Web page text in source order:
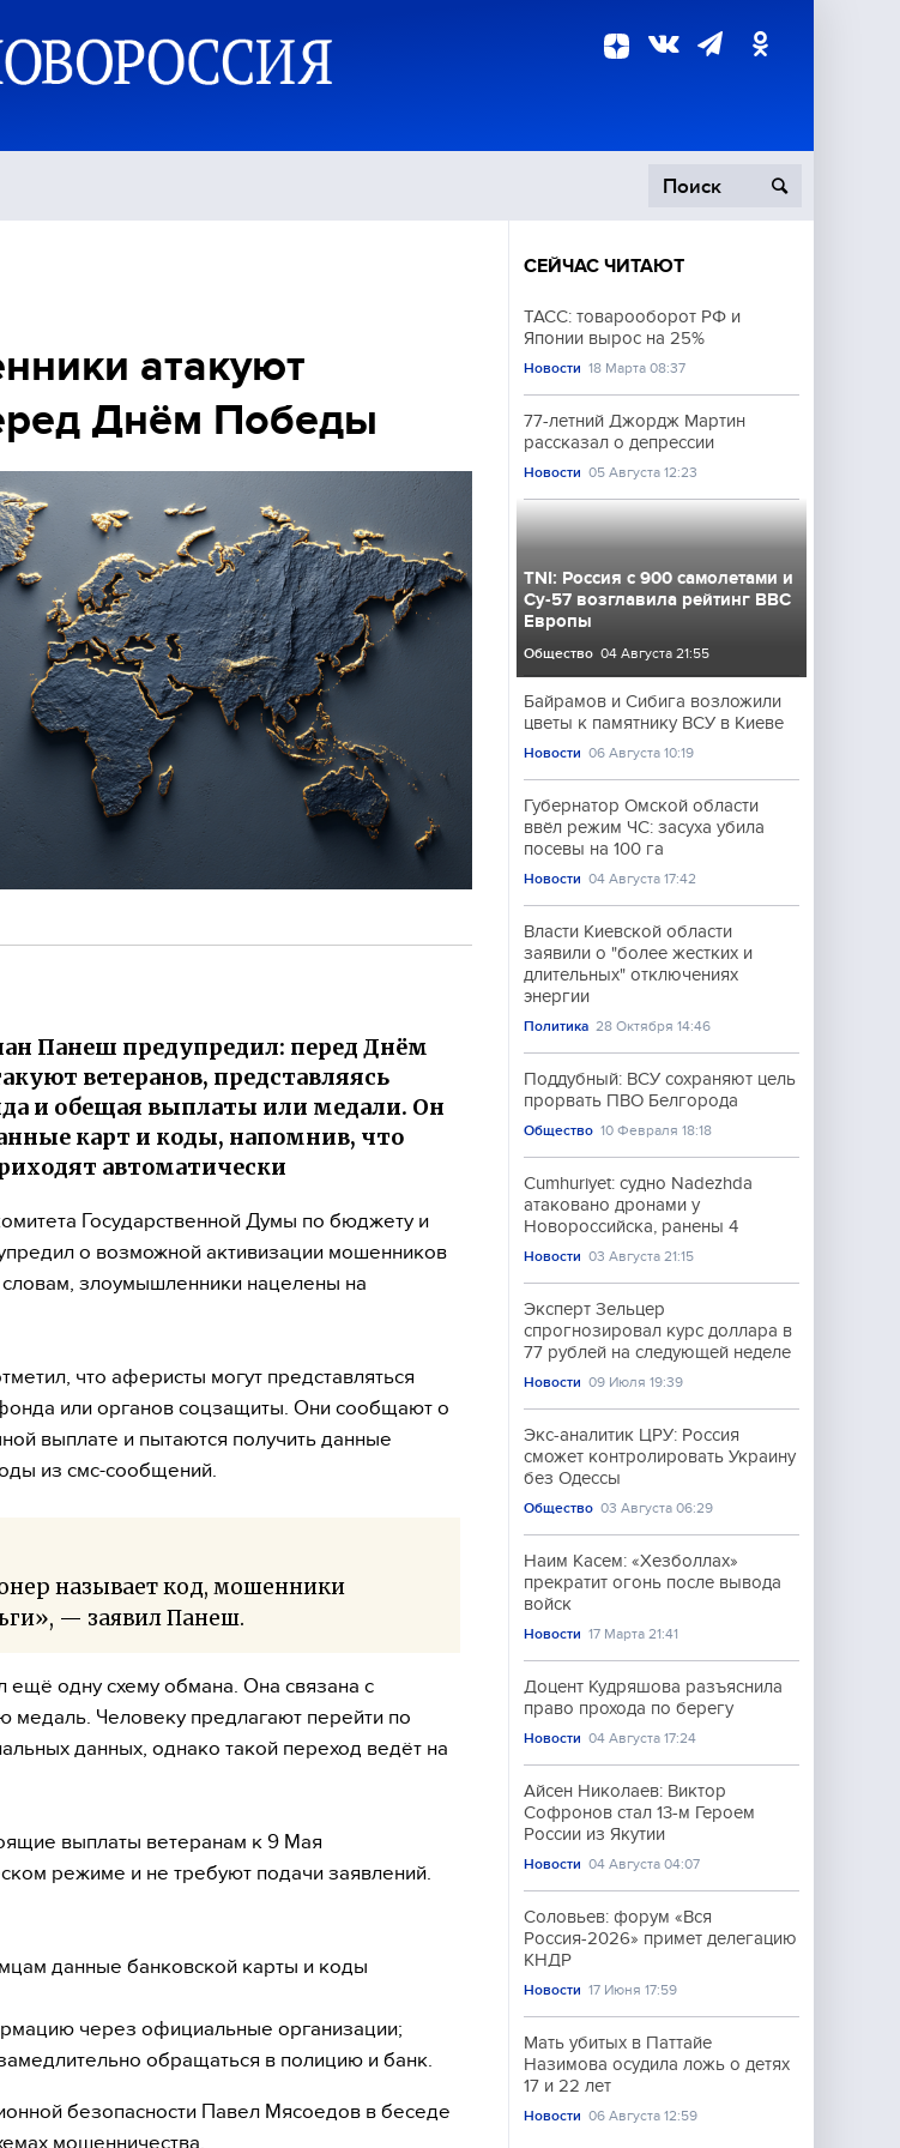
Происшествия
атакуют
Днём Победы
Панеш предупредил: перед Днём
ветеранов, представляясь
и обещая выплаты или медали. Он
карт и коды, напомнив, что
автоматически
Государственной Думы по бюджету и
о возможной активизации мошенников
злоумышленники нацелены на
что аферисты могут представляться
или органов соцзащиты. Они сообщают о
выплате и пытаются получить данные
из смс-сообщений.
называет код, мошенники
— заявил Панеш.
ещё одну схему обмана. Она связана с
медаль. Человеку предлагают перейти по
данных, однако такой переход ведёт на
выплаты ветеранам к 9 Мая
режиме и не требуют подачи заявлений.
данные банковской карты и коды
через официальные организации;
обращаться в полицию и банк.
безопасности Павел Мясоедов в беседе
мошенничества.
СЕЙЧАС ЧИТАЮТ
ТАСС: товарооборот РФ и
Японии вырос на 25%
Новости 18 Марта 08:37
77-летний Джордж Мартин
рассказал о депрессии
Новости 05 Августа 12:23
TNI: Россия с 900 самолетами и
Су-57 возглавила рейтинг ВВС
Европы
Общество 04 Августа 21:55
Байрамов и Сибига возложили
цветы к памятнику ВСУ в Киеве
Новости 06 Августа 10:19
Губернатор Омской области
ввёл режим ЧС: засуха убила
посевы на 100 га
Новости 04 Августа 17:42
Власти Киевской области
заявили о "более жестких и
длительных" отключениях
энергии
Политика 28 Октября 14:46
Поддубный: ВСУ сохраняют цель
прорвать ПВО Белгорода
Общество 10 Февраля 18:18
Cumhuriyet: судно Nadezhda
атаковано дронами у
Новороссийска, ранены 4
Новости 03 Августа 21:15
Эксперт Зельцер
спрогнозировал курс доллара в
77 рублей на следующей неделе
Новости 09 Июля 19:39
Экс-аналитик ЦРУ: Россия
сможет контролировать Украину
без Одессы
Общество 03 Августа 06:29
Наим Касем: «Хезболлах»
прекратит огонь после вывода
войск
Новости 17 Марта 21:41
Доцент Кудряшова разъяснила
право прохода по берегу
Новости 04 Августа 17:24
Айсен Николаев: Виктор
Софронов стал 13-м Героем
России из Якутии
Новости 04 Августа 04:07
Соловьев: форум «Вся
Россия-2026» примет делегацию
КНДР
Новости 17 Июня 17:59
Мать убитых в Паттайе
Назимова осудила ложь о детях
17 и 22 лет
Новости 06 Августа 12:59